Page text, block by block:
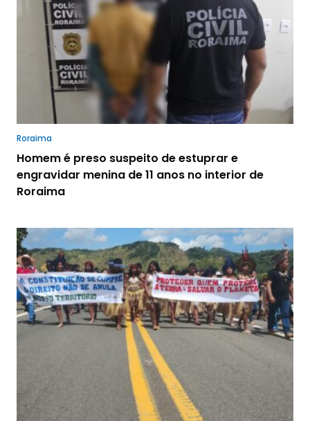
Roraima
Homem é preso suspeito de estuprar e
engravidar menina de 11 anos no interior de
Roraima